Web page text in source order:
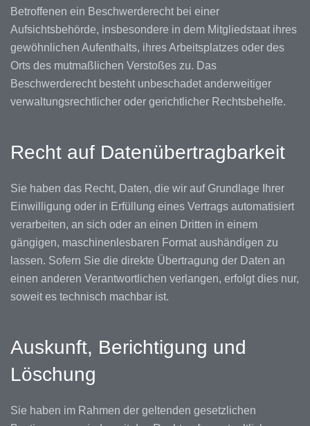
Betroffenen ein Beschwerderecht bei einer
Aufsichtsbehörde, insbesondere in dem Mitgliedstaat ihres
gewöhnlichen Aufenthalts, ihres Arbeitsplatzes oder des
Orts des mutmaßlichen Verstoßes zu. Das
Beschwerderecht besteht unbeschadet anderweitiger
verwaltungsrechtlicher oder gerichtlicher Rechtsbehelfe.
Recht auf Daten­übertrag­barkeit
Sie haben das Recht, Daten, die wir auf Grundlage Ihrer
Einwilligung oder in Erfüllung eines Vertrags automatisiert
verarbeiten, an sich oder an einen Dritten in einem
gängigen, maschinenlesbaren Format aushändigen zu
lassen. Sofern Sie die direkte Übertragung der Daten an
einen anderen Verantwortlichen verlangen, erfolgt dies nur,
soweit es technisch machbar ist.
Auskunft, Berichtigung und
Löschung
Sie haben im Rahmen der geltenden gesetzlichen